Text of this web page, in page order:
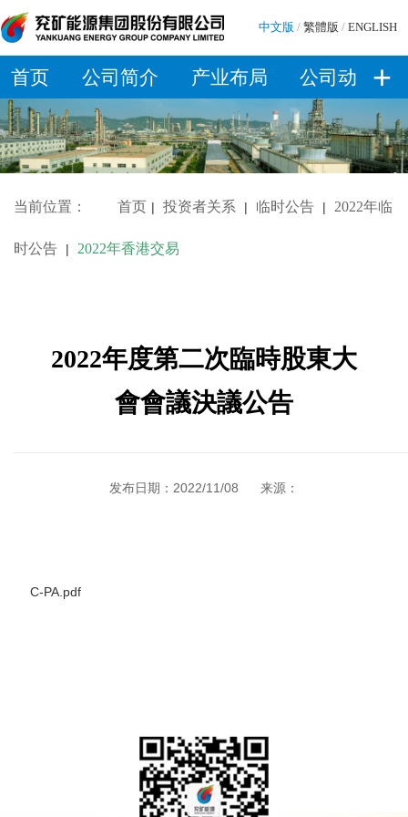
中文版 / 繁體版 / ENGLISH
首页 公司简介 产业布局 公司动态+
当前位置： 首页 | 投资者关系 | 临时公告 | 2022年临
时公告 | 2022年香港交易
2022年度第二次臨時股東大
會會議決議公告
发布日期：2022/11/08 来源：
C-PA.pdf